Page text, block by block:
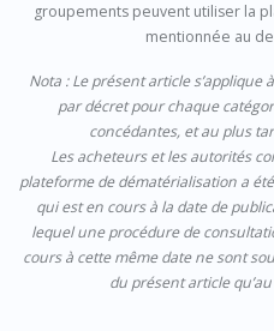
groupements peuvent utiliser la
mentionnée au
Nota : Le présent article s’applique
par décret pour chaque
concédantes, et au plus
Les acheteurs et les autorités
plateforme de dématérialisation a
qui est en cours à la date de
lequel une procédure de
cours à cette même date ne sont
du présent article